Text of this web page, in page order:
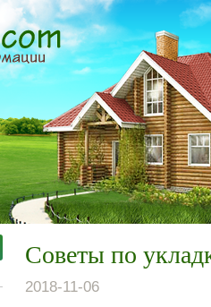
Советы по
2018-11-06